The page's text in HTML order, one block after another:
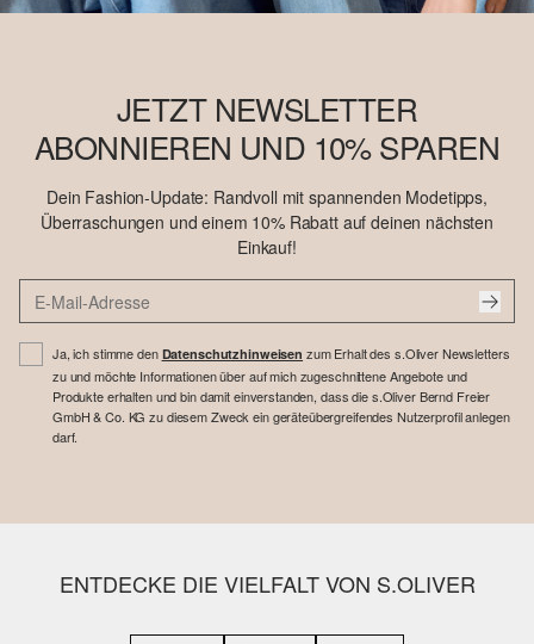
JETZT NEWSLETTER
ABONNIEREN UND 10% SPAREN
Dein Fashion-Update: Randvoll mit spannenden Modetipps,
Überraschungen und einem 10% Rabatt auf deinen nächsten
Einkauf!
Ja, ich stimme den Datenschutzhinweisen zum Erhalt des s.Oliver Newsletters
zu und möchte Informationen über auf mich zugeschnittene Angebote und
Produkte erhalten und bin damit einverstanden, dass die s.Oliver Bernd Freier
GmbH & Co. KG zu diesem Zweck ein geräteübergreifendes Nutzerprofil anlegen
darf.
ENTDECKE DIE VIELFALT VON S.OLIVER